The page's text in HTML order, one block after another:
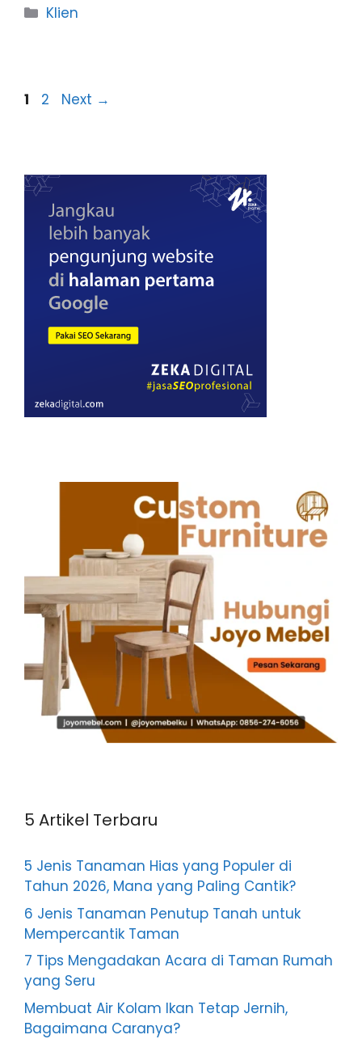
Categories
Klien
Page
1 Page
2 Next →
5 Artikel Terbaru
5 Jenis Tanaman Hias yang Populer di
Tahun 2026, Mana yang Paling Cantik?
6 Jenis Tanaman Penutup Tanah untuk
Mempercantik Taman
7 Tips Mengadakan Acara di Taman Rumah
yang Seru
Membuat Air Kolam Ikan Tetap Jernih,
Bagaimana Caranya?